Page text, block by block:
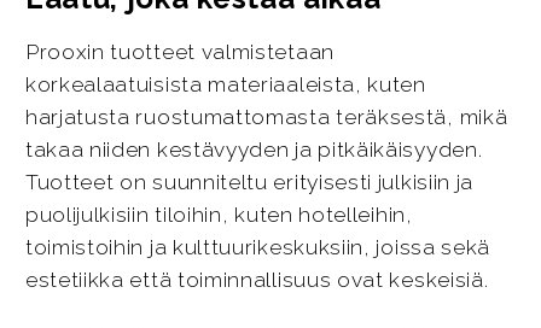
Prooxin tuotteet valmistetaan
korkealaatuisista materiaaleista, kuten
harjatusta ruostumattomasta teräksestä, mikä
takaa niiden kestävyyden ja pitkäikäisyyden.
Tuotteet on suunniteltu erityisesti julkisiin ja
puolijulkisiin tiloihin, kuten hotelleihin,
toimistoihin ja kulttuurikeskuksiin, joissa sekä
estetiikka että toiminnallisuus ovat keskeisiä.